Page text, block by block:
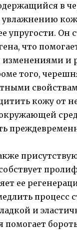
в
увлажнению
упругости. Он
что
и
того,
кожу от
ее
процесс
и
помогает